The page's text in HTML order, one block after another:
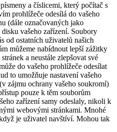
a číslicemi, který počítač s
prohlížeče odesílá do vašeho
(dále označovaných jako
vašeho zařízení. Soubory
od ostatních uživatelů našich
můžeme nabídnout lepší zážitky
a neustále zlepšovat své
do vašeho prohlížeče odesílat
to umožňuje nastavení vašeho
zájmu ochrany vašeho soukromí)
pouze k těm souborům
zařízení samy odeslaly, nikoli k
webovými stránkami. Mnohé
je uživatel navštíví. Mohou tak